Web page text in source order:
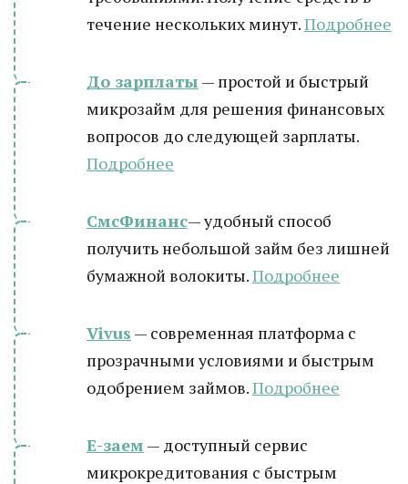
течение нескольких минут.Подробнее
До зарплаты — простой и быстрый
микрозайм для решения финансовых
вопросов до следующей зарплаты.
Подробнее
СмсФинанс— удобный способ
получить небольшой займ без лишней
бумажной волокиты.Подробнее
Vivus — современная платформа с
прозрачными условиями и быстрым
одобрением займов.Подробнее
Е-заем — доступный сервис
микрокредитования с быстрым